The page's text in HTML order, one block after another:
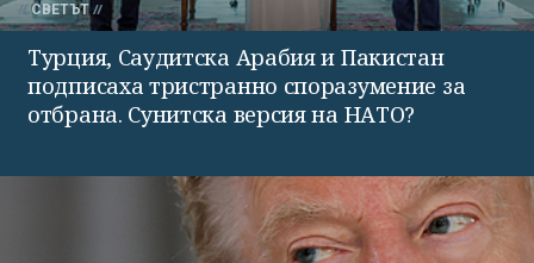
СВЕТЪТ
Турция, Саудитска Арабия и Пакистан
подписаха тристранно споразумение за
отбрана. Сунитска версия на НАТО?